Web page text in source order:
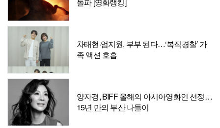
돌파 [영화랭킹]
차태현·엄지원, 부부 된다…‘복직경찰’ 가
족 액션 호흡
양자경, BIFF 올해의 아시아영화인 선정…
15년 만의 부산 나들이